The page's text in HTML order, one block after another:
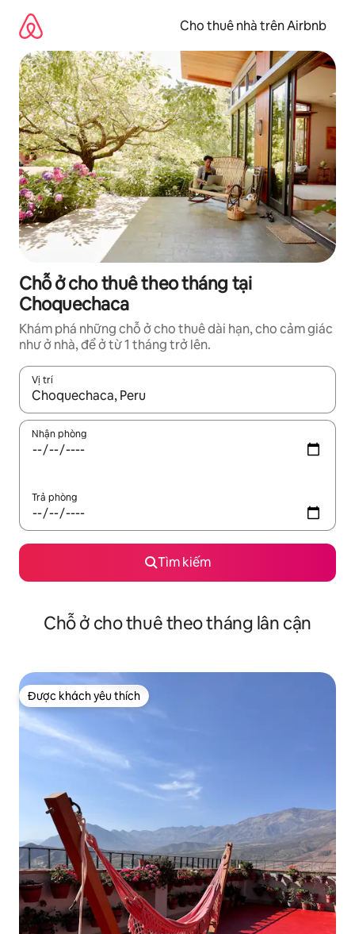
dung
Cho thuê nhà trên Airbnb
Chỗ ở cho thuê theo tháng tại
Choquechaca
Khám phá những chỗ ở cho thuê dài hạn, cho cảm giác
như ở nhà, để ở từ 1 tháng trở lên.
Vị trí
Khi có kết quả, hãy điều hướng bằng phím mũi tên lên và
Nhận phòng
Trả phòng
Tìm kiếm
Chỗ ở cho thuê theo tháng lân cận
Được khách yêu thích
Được khách yêu thích